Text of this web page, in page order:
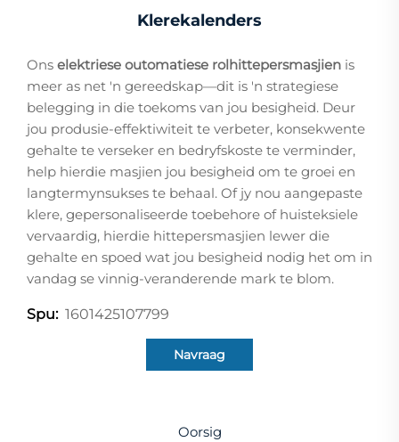
Klerekalenders
Ons elektriese outomatiese rolhittepersmasjien is
meer as net 'n gereedskap—dit is 'n strategiese
belegging in die toekoms van jou besigheid. Deur
jou produsie-effektiwiteit te verbeter, konsekwente
gehalte te verseker en bedryfskoste te verminder,
help hierdie masjien jou besigheid om te groei en
langtermynsukses te behaal. Of jy nou aangepaste
klere, gepersonaliseerde toebehore of huisteksiele
vervaardig, hierdie hittepersmasjien lewer die
gehalte en spoed wat jou besigheid nodig het om in
vandag se vinnig-veranderende mark te blom.
Spu: 1601425107799
Navraag
Oorsig